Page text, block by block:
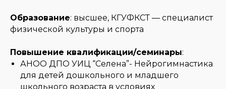
Образование: высшее, КГУФКСТ — специалист
физической культуры и спорта
Повышение квалификации/семинары:
АНОО ДПО УИЦ “Селена”- Нейрогимнастика
для детей дошкольного и младшего
школьного возраста в условиях